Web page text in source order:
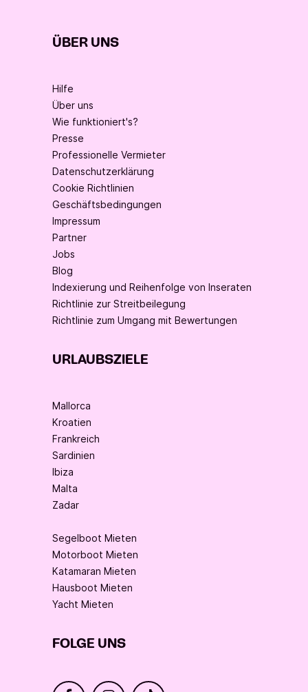
ÜBER UNS
Hilfe
Über uns
Wie funktioniert's?
Presse
Professionelle Vermieter
Datenschutzerklärung
Cookie Richtlinien
Geschäftsbedingungen
Impressum
Partner
Jobs
Blog
Indexierung und Reihenfolge von Inseraten
Richtlinie zur Streitbeilegung
Richtlinie zum Umgang mit Bewertungen
URLAUBSZIELE
Mallorca
Kroatien
Frankreich
Sardinien
Ibiza
Malta
Zadar
Segelboot Mieten
Motorboot Mieten
Katamaran Mieten
Hausboot Mieten
Yacht Mieten
FOLGE UNS